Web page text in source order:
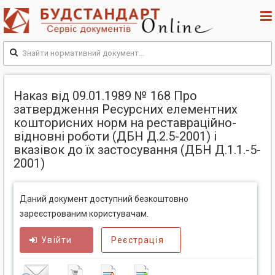
Наказ від 09.01.1989 № 168 Про
затвердження Ресурсних елементних
кошторисних норм на реставраційно-
відновні роботи (ДБН Д.2.5-2001) і
вказівок до їх застосування (ДБН Д.1.1.-5-
2001)
Даний документ доступний безкоштовно
зареєстрованим користувачам.
Увійти Реєстрація